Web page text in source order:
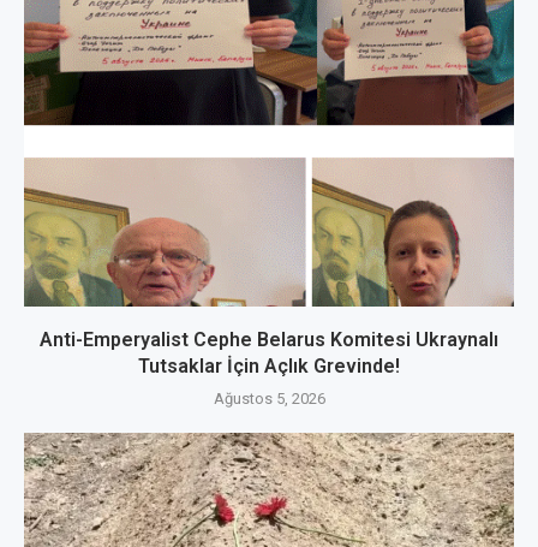
Anti-Emperyalist Cephe Belarus Komitesi Ukraynalı
Tutsaklar İçin Açlık Grevinde!
Ağustos 5, 2026